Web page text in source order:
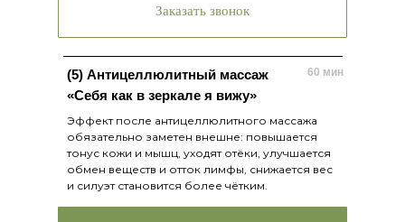
Заказать звонок
Эффект после антицеллюлитного массажа
обязательно заметен внешне: повышается
тонус кожи и мышц, уходят отёки, улучшается
обмен веществ и отток лимфы, снижается вес
и силуэт становится более чётким.
(5) Антицеллюлитный массаж
«Себя как в зеркале я вижу»
60 мин